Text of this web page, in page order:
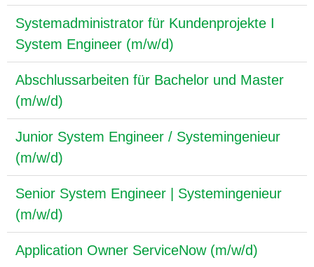
Systemadministrator für Kundenprojekte I
System Engineer (m/w/d)
Abschlussarbeiten für Bachelor und Master
(m/w/d)
Junior System Engineer / Systemingenieur
(m/w/d)
Senior System Engineer | Systemingenieur
(m/w/d)
Application Owner ServiceNow (m/w/d)